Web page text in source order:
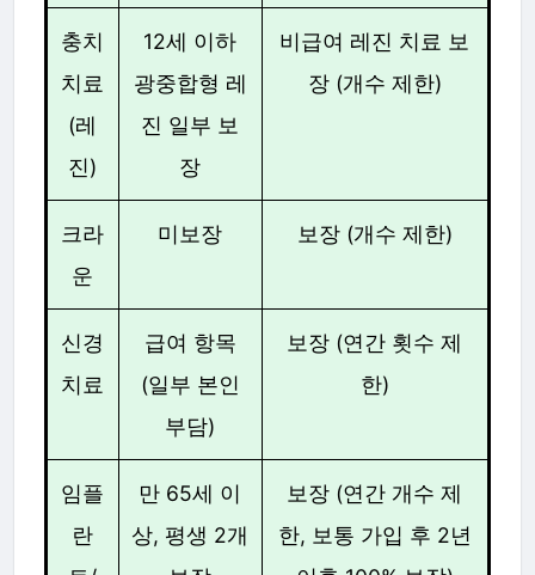
충치
치료
(레
진)
12세 이하
광중합형 레
진 일부 보
장
비급여 레진 치료 보
장 (개수 제한)
크라
운
미보장 보장 (개수 제한)
신경
치료
급여 항목
(일부 본인
부담)
보장 (연간 횟수 제
한)
임플
란
만 65세 이
상, 평생 2개
보장 (연간 개수 제
한, 보통 가입 후 2년